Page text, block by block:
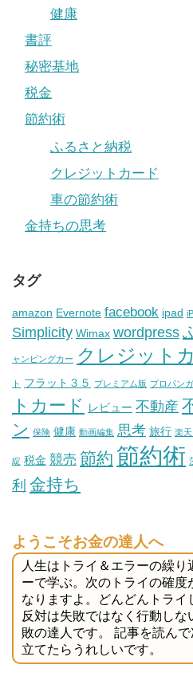
健康
書評
秘密基地
税金
節約術
ふるさと納税
クレジットカード
車の節約術
金持ちの思考
タグ
amazon Evernote facebook ipad
Simplicity Wimax wordpress
ャンピングカー クレジット
ト フラット３５ プレミアム版 プロパン
トカード
レビュー 不動産
ン 保険 健康 動画編集 思考 旅行 楽
綻 税金 競売 節約 節約術
利 金持ち
ようこそお金の達人へ
人生はトライ＆エラーの繰り
ーで学ぶ。次のトライの確度
なりますよ。どんどんトラ
反対は失敗ではなく行動し
敗の達人です。 記事を読ん
立てたらうれしいです。